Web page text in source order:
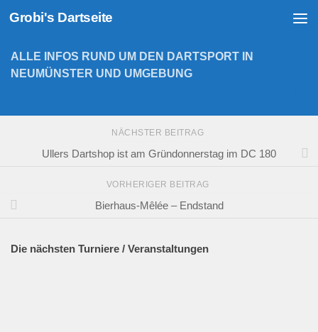
Zum Inhalt springen
Grobi's Dartseite
ALLE INFOS RUND UM DEN DARTSPORT IN
NEUMÜNSTER UND UMGEBUNG
NÄCHSTER BEITRAG
Ullers Dartshop ist am Gründonnerstag im DC 180
VORHERIGER BEITRAG
Bierhaus-Mêlée – Endstand
Die nächsten Turniere / Veranstaltungen